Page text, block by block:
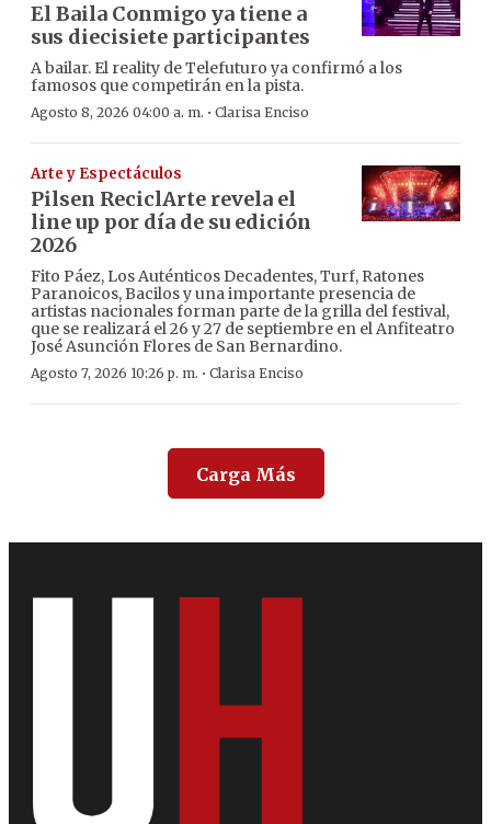
El Baila Conmigo ya tiene a
sus diecisiete participantes
A bailar. El reality de Telefuturo ya confirmó a los
famosos que competirán en la pista.
Agosto 8, 2026 04:00 a. m. · Clarisa Enciso
Arte y Espectáculos
Pilsen ReciclArte revela el
line up por día de su edición
2026
Fito Páez, Los Auténticos Decadentes, Turf, Ratones
Paranoicos, Bacilos y una importante presencia de
artistas nacionales forman parte de la grilla del festival,
que se realizará el 26 y 27 de septiembre en el Anfiteatro
José Asunción Flores de San Bernardino.
Agosto 7, 2026 10:26 p. m. · Clarisa Enciso
Carga Más